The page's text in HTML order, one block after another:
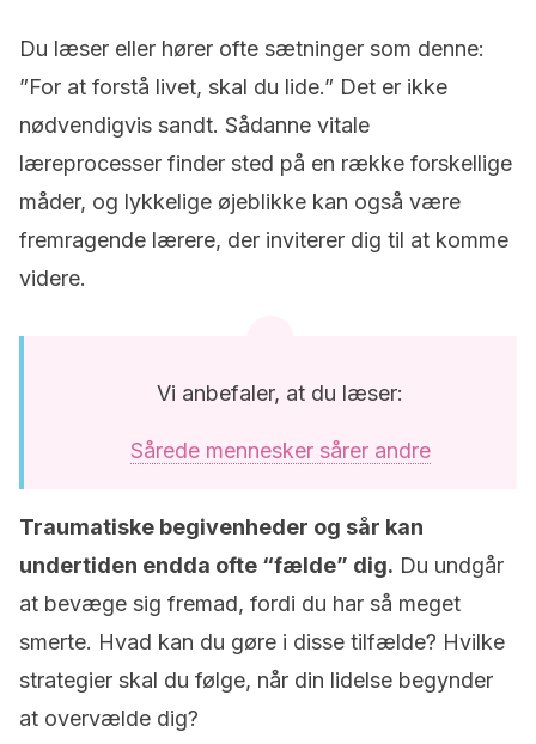
Du læser eller hører ofte sætninger som denne:
”For at forstå livet, skal du lide.” Det er ikke
nødvendigvis sandt. Sådanne vitale
læreprocesser finder sted på en række forskellige
måder, og lykkelige øjeblikke kan også være
fremragende lærere, der inviterer dig til at komme
videre.
Vi anbefaler, at du læser:
Sårede mennesker sårer andre
Traumatiske begivenheder og sår kan
undertiden endda ofte “fælde” dig. Du undgår
at bevæge sig fremad, fordi du har så meget
smerte. Hvad kan du gøre i disse tilfælde? Hvilke
strategier skal du følge, når din lidelse begynder
at overvælde dig?